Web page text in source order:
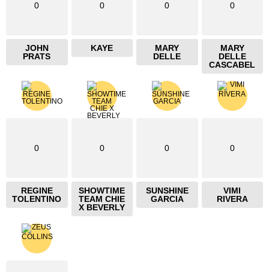
0
JOHN
PRATS
0
KAYE
0
MARY
DELLE
0
MARY
DELLE
CASCABEL
0
REGINE
TOLENTINO
0
SHOWTIME
TEAM CHIE
X BEVERLY
0
SUNSHINE
GARCIA
0
VIMI
RIVERA